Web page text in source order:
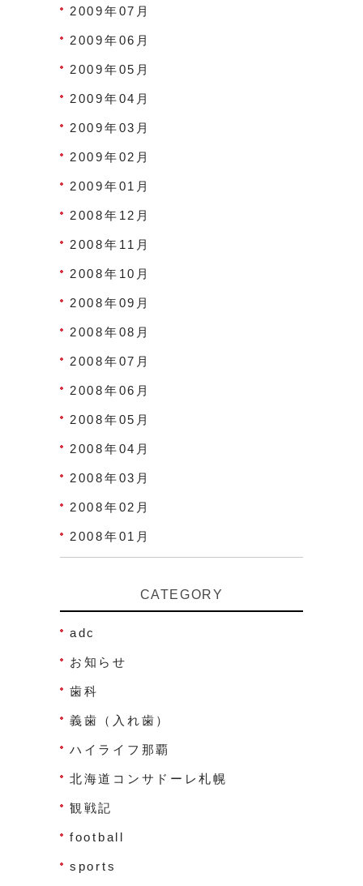
2009年07月
2009年06月
2009年05月
2009年04月
2009年03月
2009年02月
2009年01月
2008年12月
2008年11月
2008年10月
2008年09月
2008年08月
2008年07月
2008年06月
2008年05月
2008年04月
2008年03月
2008年02月
2008年01月
CATEGORY
adc
お知らせ
歯科
義歯（入れ歯）
ハイライフ那覇
北海道コンサドーレ札幌
観戦記
football
sports